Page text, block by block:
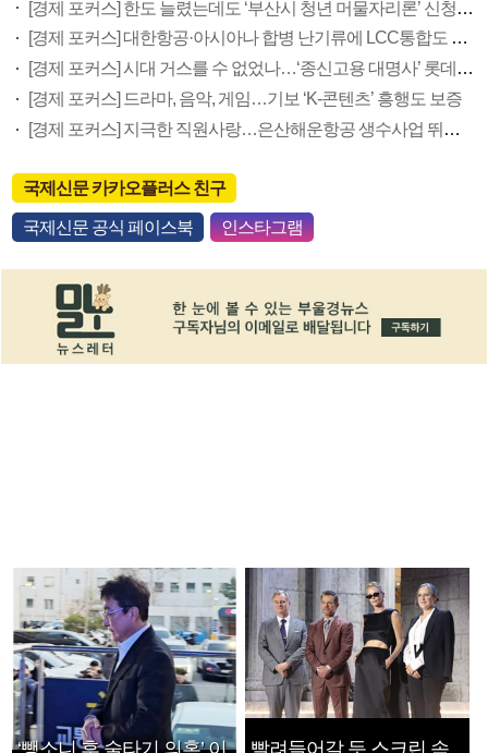
[경제 포커스] 한도 늘렸는데도 ‘부산시 청년 머물자리론’ 신청 저조 왜
[경제 포커스] 대한항공·아시아나 합병 난기류에 LCC통합도 안갯속
[경제 포커스] 시대 거스를 수 없었나…‘종신고용 대명사’ 롯데의 희망퇴직
[경제 포커스] 드라마, 음악, 게임…기보 ‘K-콘텐츠’ 흥행도 보증
[경제 포커스] 지극한 직원사랑…은산해운항공 생수사업 뛰어들다
국제신문 카카오플러스 친구
국제신문 공식 페이스북 인스타그램